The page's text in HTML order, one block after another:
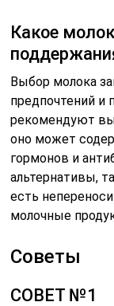
Какое
Выбор молока
предпочтений и
рекомендуют
оно может
гормонов и
альтернативы,
есть
молочные
Советы
СОВЕТ №1